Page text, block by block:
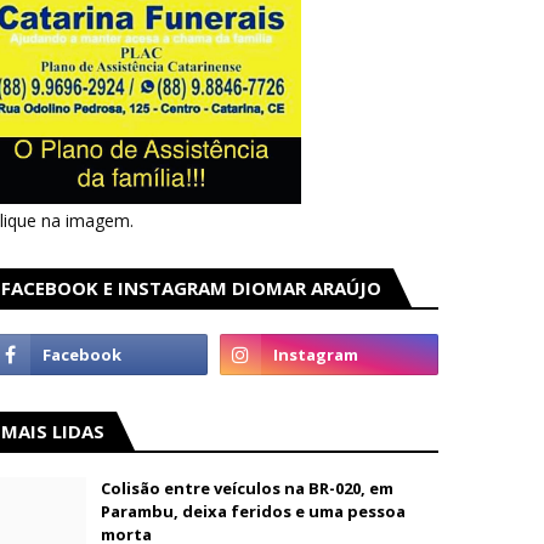
na imagem.
FACEBOOK E INSTAGRAM DIOMAR ARAÚJO
MAIS LIDAS
Colisão entre veículos na BR-020, em
Parambu, deixa feridos e uma pessoa
morta